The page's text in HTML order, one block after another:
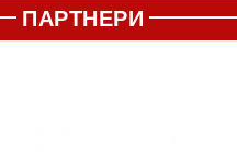
ПАРТНЕРИ